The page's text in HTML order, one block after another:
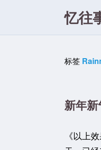
忆往
标签
新年
《以上